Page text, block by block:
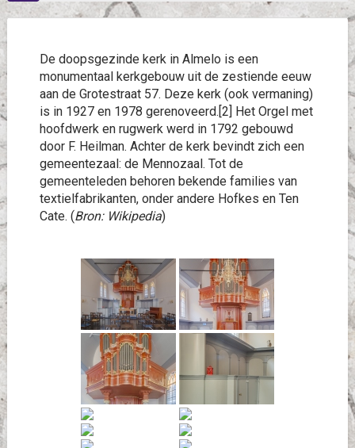
De doopsgezinde kerk in Almelo is een
monumentaal kerkgebouw uit de zestiende eeuw
aan de Grotestraat 57. Deze kerk (ook vermaning)
is in 1927 en 1978 gerenoveerd.[2] Het Orgel met
hoofdwerk en rugwerk werd in 1792 gebouwd
door F. Heilman. Achter de kerk bevindt zich een
gemeentezaal: de Mennozaal. Tot de
gemeenteleden behoren bekende families van
textielfabrikanten, onder andere Hofkes en Ten
Cate. (Bron: Wikipedia)